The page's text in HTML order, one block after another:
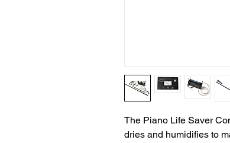
The Piano Life Saver
dries and humidifies to